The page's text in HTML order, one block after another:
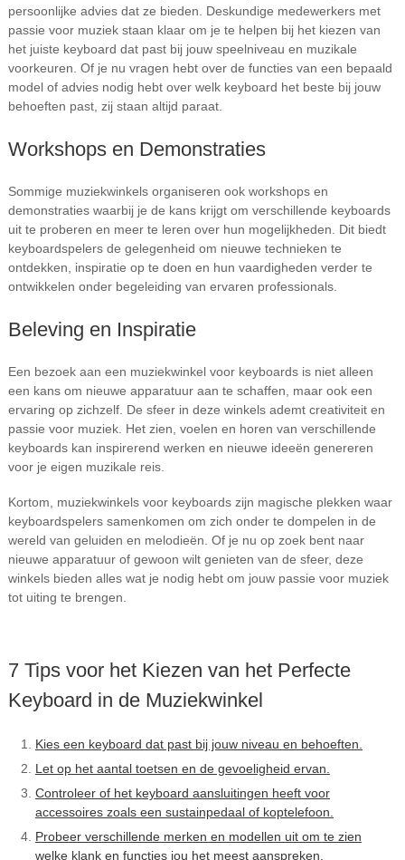
persoonlijke advies dat ze bieden. Deskundige medewerkers met
passie voor muziek staan klaar om je te helpen bij het kiezen van
het juiste keyboard dat past bij jouw speelniveau en muzikale
voorkeuren. Of je nu vragen hebt over de functies van een bepaald
model of advies nodig hebt over welk keyboard het beste bij jouw
behoeften past, zij staan altijd paraat.
Workshops en Demonstraties
Sommige muziekwinkels organiseren ook workshops en
demonstraties waarbij je de kans krijgt om verschillende keyboards
uit te proberen en meer te leren over hun mogelijkheden. Dit biedt
keyboardspelers de gelegenheid om nieuwe technieken te
ontdekken, inspiratie op te doen en hun vaardigheden verder te
ontwikkelen onder begeleiding van ervaren professionals.
Beleving en Inspiratie
Een bezoek aan een muziekwinkel voor keyboards is niet alleen
een kans om nieuwe apparatuur aan te schaffen, maar ook een
ervaring op zichzelf. De sfeer in deze winkels ademt creativiteit en
passie voor muziek. Het zien, voelen en horen van verschillende
keyboards kan inspirerend werken en nieuwe ideeën genereren
voor je eigen muzikale reis.
Kortom, muziekwinkels voor keyboards zijn magische plekken waar
keyboardspelers samenkomen om zich onder te dompelen in de
wereld van geluiden en melodieën. Of je nu op zoek bent naar
nieuwe apparatuur of gewoon wilt genieten van de sfeer, deze
winkels bieden alles wat je nodig hebt om jouw passie voor muziek
tot uiting te brengen.
7 Tips voor het Kiezen van het Perfecte
Keyboard in de Muziekwinkel
Kies een keyboard dat past bij jouw niveau en behoeften.
Let op het aantal toetsen en de gevoeligheid ervan.
Controleer of het keyboard aansluitingen heeft voor
accessoires zoals een sustainpedaal of koptelefoon.
Probeer verschillende merken en modellen uit om te zien
welke klank en functies jou het meest aanspreken.